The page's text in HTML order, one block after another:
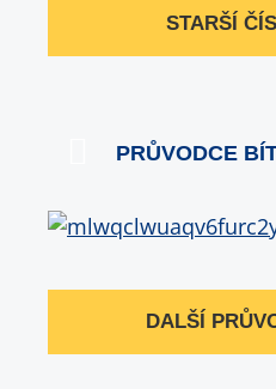
STARŠÍ
PRŮVODCE
DALŠÍ